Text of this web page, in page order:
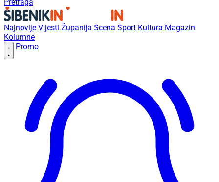
Pretraga
Najnovije Vijesti Županija Scena Sport Kultura Magazin
Kolumne
Promo